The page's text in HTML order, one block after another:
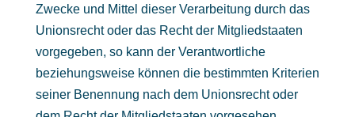
Zwecke und Mittel dieser Verarbeitung durch das
Unionsrecht oder das Recht der Mitgliedstaaten
vorgegeben, so kann der Verantwortliche
beziehungsweise können die bestimmten Kriterien
seiner Benennung nach dem Unionsrecht oder